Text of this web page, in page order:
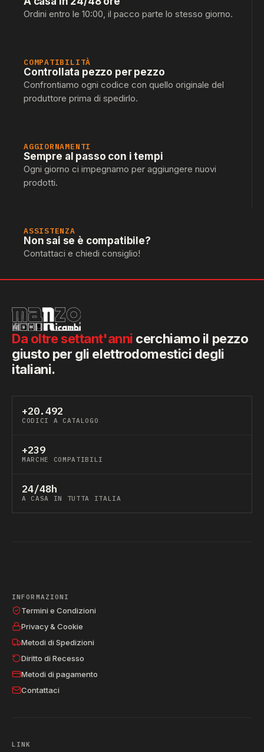
Ordini entro le 10:00, il pacco parte lo stesso giorno.
COMPATIBILITÀ
Controllata pezzo per pezzo
Confrontiamo ogni codice con quello originale del
produttore prima di spedirlo.
AGGIORNAMENTI
Sempre al passo con i tempi
Ogni giorno ci impegnamo per aggiungere nuovi
prodotti.
ASSISTENZA
Non sai se è compatibile?
Contattaci e chiedi consiglio!
Da oltre settant'anni cerchiamo il pezzo
giusto per gli elettrodomestici degli
italiani.
+20.492
CODICI A CATALOGO
+239
MARCHE COMPATIBILI
24/48h
A CASA IN TUTTA ITALIA
INFORMAZIONI
Termini e Condizioni
Privacy & Cookie
Metodi di Spedizioni
Diritto di Recesso
Metodi di pagamento
Contattaci
LINK